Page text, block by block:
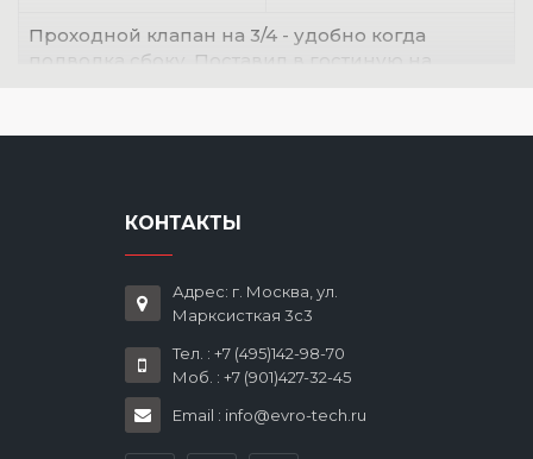
Проходной клапан на 3/4 - удобно когда
подводка сбоку. Поставил в гостиную на
точно. Рекомендую.
КОНТАКТЫ
Адрес: г. Москва, ул.
Марксисткая 3с3
Тел. : +7 (495)142-98-70
Моб. : +7 (901)427-32-45
Email : info@evro-tech.ru